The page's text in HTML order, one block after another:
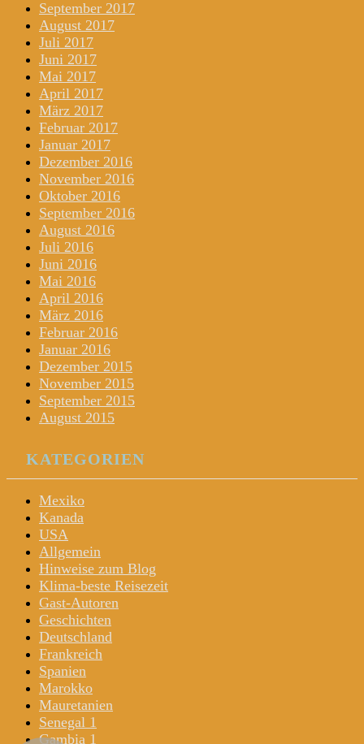
September 2017
August 2017
Juli 2017
Juni 2017
Mai 2017
April 2017
März 2017
Februar 2017
Januar 2017
Dezember 2016
November 2016
Oktober 2016
September 2016
August 2016
Juli 2016
Juni 2016
Mai 2016
April 2016
März 2016
Februar 2016
Januar 2016
Dezember 2015
November 2015
September 2015
August 2015
KATEGORIEN
Mexiko
Kanada
USA
Allgemein
Hinweise zum Blog
Klima-beste Reisezeit
Gast-Autoren
Geschichten
Deutschland
Frankreich
Spanien
Marokko
Mauretanien
Senegal 1
Gambia 1